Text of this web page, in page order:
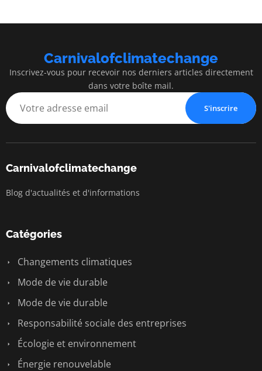
Carnivalofclimatechange
Inscrivez-vous pour recevoir nos derniers articles directement
dans votre boîte mail.
S'inscrire
Carnivalofclimatechange
Blog d'actualités et d'informations
Catégories
Changements climatiques
Mode de vie durable
Mode de vie durable
Responsabilité sociale des entreprises
Écologie et environnement
Énergie renouvelable